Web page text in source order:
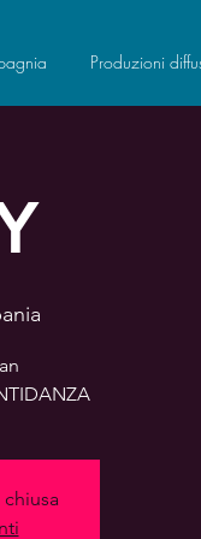
Produzioni